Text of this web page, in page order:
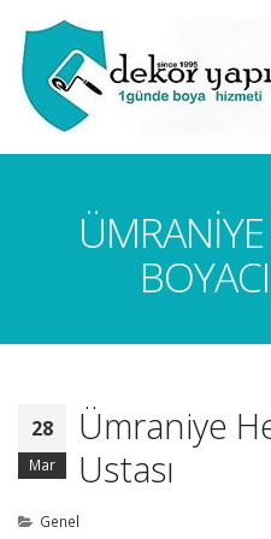
28
Mar
Ümraniye
Ustası
Genel